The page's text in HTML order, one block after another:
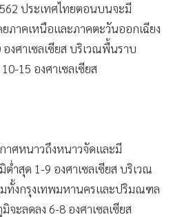
ประเทศไทยตอนบนจะมี
ภาคเหนือและภาคตะวันออกเฉียง
งศาเซลเซียส บริเวณพื้นราบ
15 องศาเซลเซียส
ศหนาวถึงหนาวจัดและมี
สุด 1-9 องศาเซลเซียส บริเวณ
ทั้งกรุงเทพมหานครและปริมณฑล
ะลดลง 6-8 องศาเซลเซียส